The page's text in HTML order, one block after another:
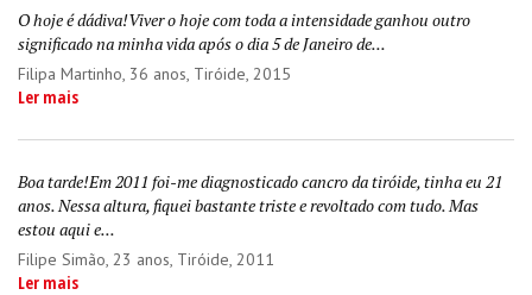
O hoje é dádiva!Viver o hoje com toda a intensidade ganhou outro
significado na minha vida após o dia 5 de Janeiro de...
Filipa Martinho, 36 anos, Tiróide, 2015
Ler mais
Boa tarde!Em 2011 foi-me diagnosticado cancro da tiróide, tinha eu 21
anos. Nessa altura, fiquei bastante triste e revoltado com tudo. Mas
estou aqui e...
Filipe Simão, 23 anos, Tiróide, 2011
Ler mais